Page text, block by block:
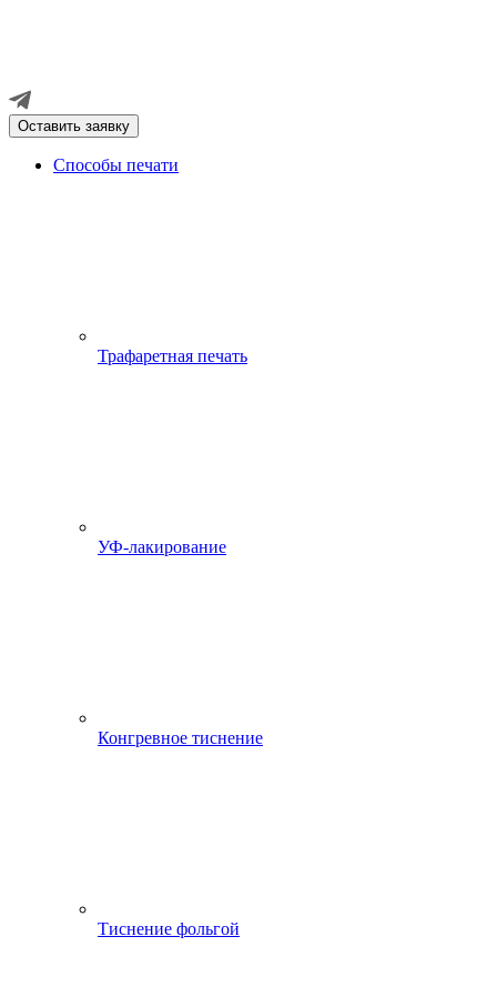
Оставить заявку
Способы печати
Трафаретная печать
УФ-лакирование
Конгревное тиснение
Тиснение фольгой